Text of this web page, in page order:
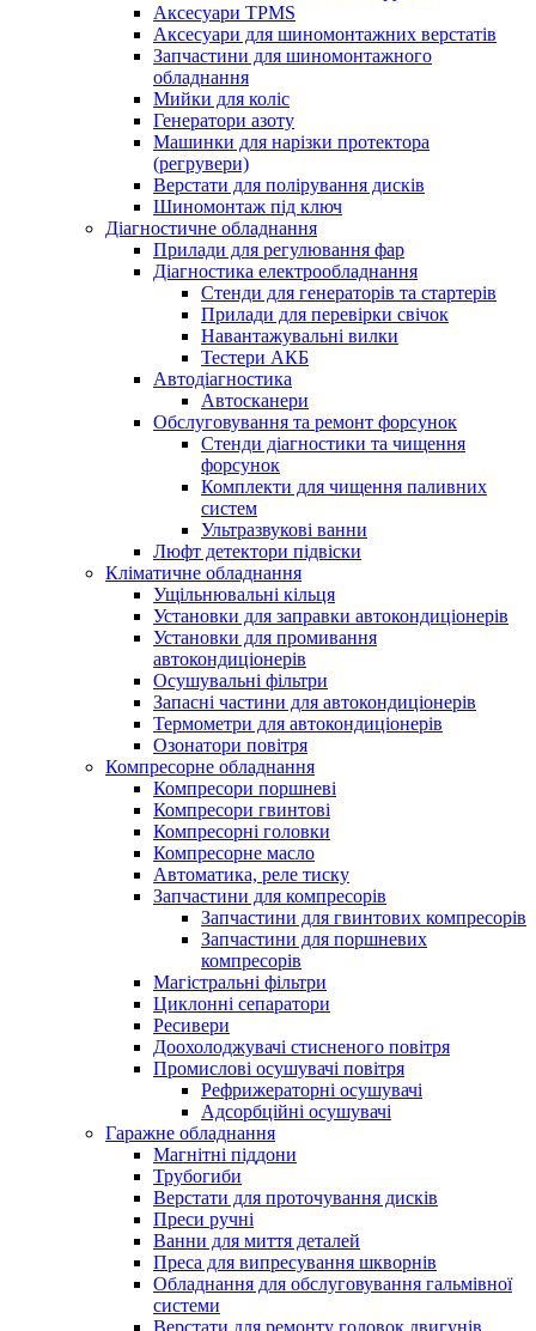
Аксесуари TPMS
Аксесуари для шиномонтажних верстатів
Запчастини для шиномонтажного
обладнання
Мийки для коліс
Генератори азоту
Машинки для нарізки протектора
(регрувери)
Верстати для полірування дисків
Шиномонтаж під ключ
Діагностичне обладнання
Прилади для регулювання фар
Діагностика електрообладнання
Стенди для генераторів та стартерів
Прилади для перевірки свічок
Навантажувальні вилки
Тестери АКБ
Автодіагностика
Автосканери
Обслуговування та ремонт форсунок
Стенди діагностики та чищення
форсунок
Комплекти для чищення паливних
систем
Ультразвукові ванни
Люфт детектори підвіски
Кліматичне обладнання
Ущільнювальні кільця
Установки для заправки автокондиціонерів
Установки для промивання
автокондиціонерів
Осушувальні фільтри
Запасні частини для автокондиціонерів
Термометри для автокондиціонерів
Озонатори повітря
Компресорне обладнання
Компресори поршневі
Компресори гвинтові
Компресорні головки
Компресорне масло
Автоматика, реле тиску
Запчастини для компресорів
Запчастини для гвинтових компресорів
Запчастини для поршневих
компресорів
Магістральні фільтри
Циклонні сепаратори
Ресивери
Доохолоджувачі стисненого повітря
Промислові осушувачі повітря
Рефрижераторні осушувачі
Адсорбційні осушувачі
Гаражне обладнання
Магнітні піддони
Трубогиби
Верстати для проточування дисків
Преси ручні
Ванни для миття деталей
Преса для випресування шкворнів
Обладнання для обслуговування гальмівної
системи
Верстати для ремонту головок двигунів